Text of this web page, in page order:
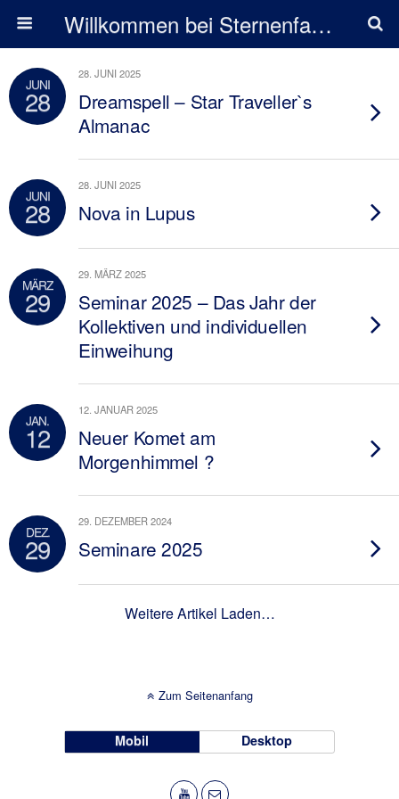
Willkommen bei Sternenfarben
JUNI
28
28. JUNI 2025
Dreamspell – Star Traveller`s
Almanac
JUNI
28
28. JUNI 2025
Nova in Lupus
MÄRZ
29
29. MÄRZ 2025
Seminar 2025 – Das Jahr der
Kollektiven und individuellen
Einweihung
JAN.
12
12. JANUAR 2025
Neuer Komet am
Morgenhimmel ?
DEZ.
29
29. DEZEMBER 2024
Seminare 2025
Weitere Artikel Laden…
Zum Seitenanfang
Mobil Desktop